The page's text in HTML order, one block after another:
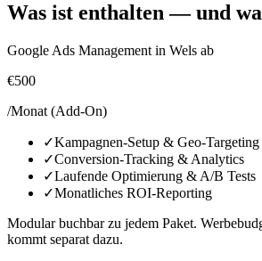
Was ist enthalten — und
Google Ads Management in Wels ab
€500
/Monat (Add-On)
✓Kampagnen-Setup & Geo-Targeting
✓Conversion-Tracking & Analytics
✓Laufende Optimierung & A/B Tests
✓Monatliches ROI-Reporting
Modular buchbar zu jedem Paket.
kommt separat dazu.